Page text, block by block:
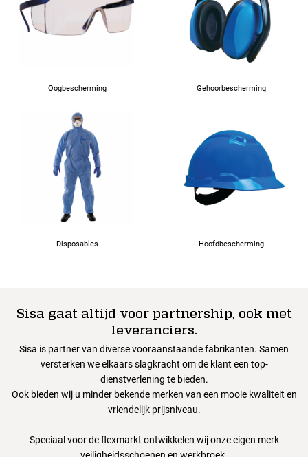
Oogbescherming Gehoorbescherming
Disposables Hoofdbescherming
Sisa gaat altijd voor partnership, ook met
leveranciers.
Sisa is partner van diverse vooraanstaande fabrikanten. Samen
versterken we elkaars slagkracht om de klant een top-
dienstverlening te bieden.
Ook bieden wij u minder bekende merken van een mooie kwaliteit en
vriendelijk prijsniveau.
Speciaal voor de flexmarkt ontwikkelen wij onze eigen merk